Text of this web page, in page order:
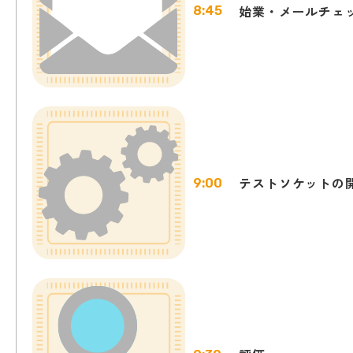
8:45 始業・メールチェ
9:00 テストソケットの